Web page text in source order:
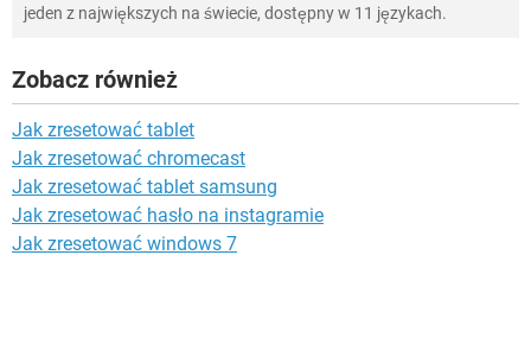
jeden z największych na świecie, dostępny w 11 językach.
Zobacz również
Jak zresetować tablet
Jak zresetować chromecast
Jak zresetować tablet samsung
Jak zresetować hasło na instagramie
Jak zresetować windows 7